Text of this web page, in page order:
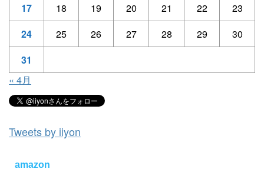
17
18 19 20 21 22
23
24
25 26 27 28 29
30
31
« 4月
Tweets by iiyon
amazon